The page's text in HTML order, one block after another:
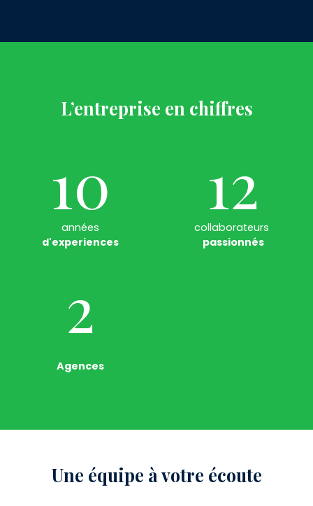
L’entreprise en chiffres
10
années
d'experiences
12
collaborateurs
passionnés
2
Agences
Une équipe à votre écoute